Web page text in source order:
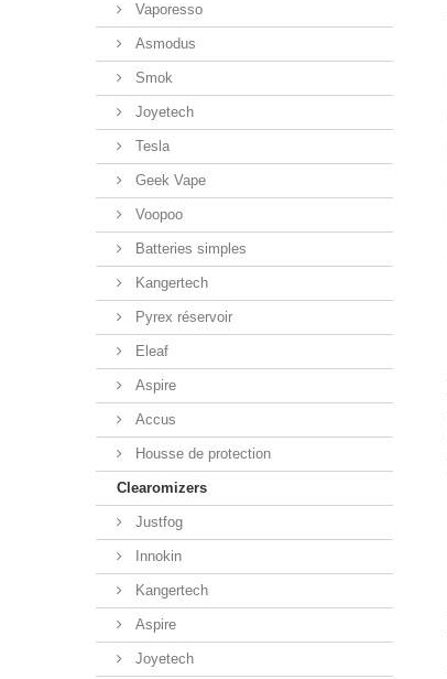
Vaporesso
Asmodus
Smok
Joyetech
Tesla
Geek Vape
Voopoo
Batteries simples
Kangertech
Pyrex réservoir
Eleaf
Aspire
Accus
Housse de protection
Clearomizers
Justfog
Innokin
Kangertech
Aspire
Joyetech